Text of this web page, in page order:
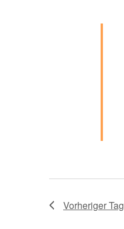
Vorheriger Tag